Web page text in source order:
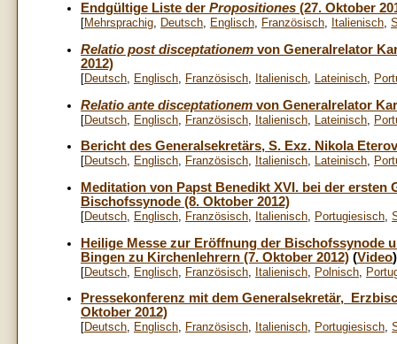
Endgültige Liste der Propositiones (27. Oktober
[Mehrsprachig, Deutsch, Englisch, Französisch, Italienisch,
Relatio post disceptationem von Generalrelator
2012)
[Deutsch, Englisch, Französisch, Italienisch, Lateinisch,
Relatio ante disceptationem von Generalrelator
[Deutsch Englisch Französisch Italienisch Lateinisch
Bericht des Generalsekretärs, S. Exz. Nikola
[Deutsch, Englisch, Französisch, Italienisch, Lateinisch,
Meditation von Papst Benedikt XVI. bei der
Bischofssynode (8. Oktober 2012)
[Deutsch, Englisch, Französisch, Italienisch, Portugiesisch,
Heilige Messe zur Eröffnung der Bischofssynode
Bingen zu Kirchenlehrern (7. Oktober 2012) (Video)
[Deutsch Englisch Französisch Italienisch Polnisch
Pressekonferenz mit dem Generalsekretär,
Oktober 2012)
[Deutsch, Englisch, Französisch, Italienisch, Portugiesisch,